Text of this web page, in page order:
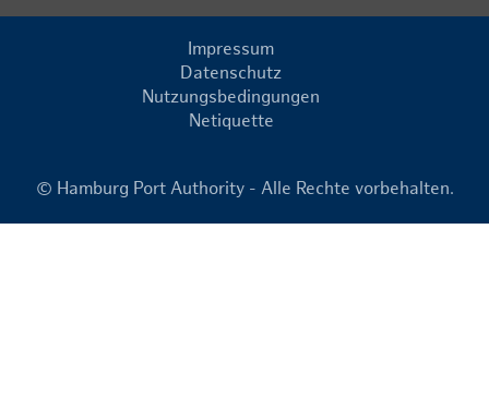
Impressum
Datenschutz
Nutzungsbedingungen
Netiquette
© Hamburg Port Authority - Alle Rechte vorbehalten.